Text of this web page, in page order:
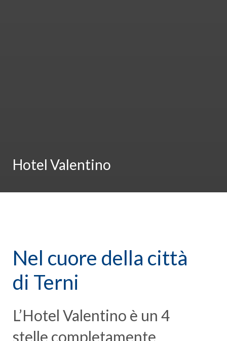
Hotel Valentino
Nel cuore della città
di Terni
L’Hotel Valentino è un 4
stelle completamente